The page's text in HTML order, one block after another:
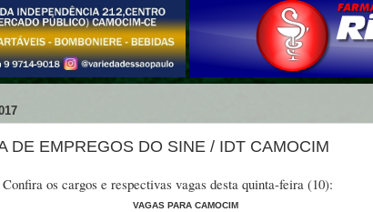
DE EMPREGOS DO SINE / IDT CAMOCIM
Confira os cargos e respectivas vagas desta quinta-feira (10):
VAGAS PARA CAMOCIM